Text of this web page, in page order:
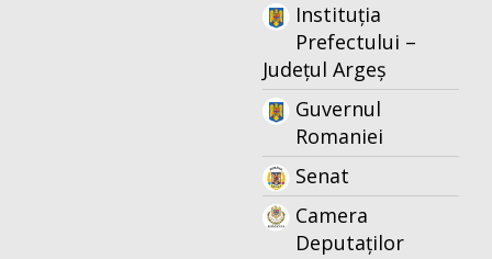
Instituția
Prefectului –
Județul Argeș
Guvernul
Romaniei
Senat
Camera
Deputaților